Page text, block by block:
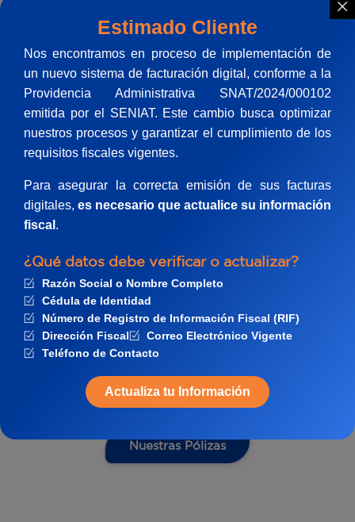
Denunciar Caso Saber Más
Nuestros Productos
Personas
Te brindamos protección y asistencia ante
imprevistos durante tu viaje, ya sea por motivos
médicos, pérdida de equipaje, cancelación de vuelos
o asistencia legal.
Nuestras Pólizas
Estimado Cliente
Nos encontramos en proceso de implementación de
un nuevo sistema de facturación digital, conforme a la
Providencia Administrativa SNAT/2024/000102
emitida por el SENIAT. Este cambio busca optimizar
nuestros procesos y garantizar el cumplimiento de los
requisitos fiscales vigentes.
Para asegurar la correcta emisión de sus facturas
digitales, es necesario que actualice su información
fiscal .
¿Qué datos debe verificar o actualizar?
Razón Social o Nombre Completo
Cédula de Identidad
Número de Registro de Información Fiscal (RIF)
Dirección Fiscal
Correo Electrónico Vigente
Teléfono de Contacto
Actualiza tu Información